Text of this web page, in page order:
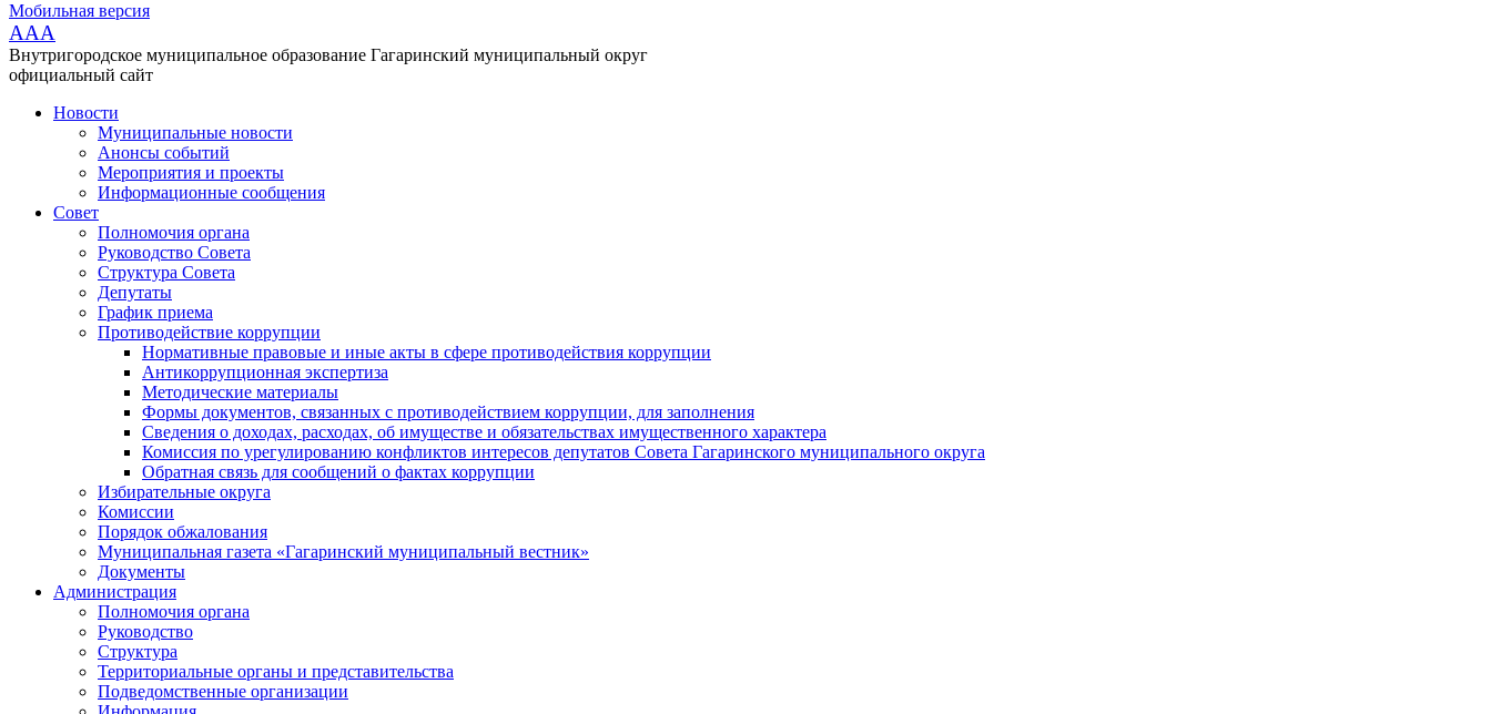
Мобильная версия
AAA
Внутригородское муниципальное образование Гагаринский муниципальный округ
официальный сайт
Новости
Муниципальные новости
Анонсы событий
Мероприятия и проекты
Информационные сообщения
Совет
Полномочия органа
Руководство Совета
Структура Совета
Депутаты
График приема
Противодействие коррупции
Нормативные правовые и иные акты в сфере противодействия коррупции
Антикоррупционная экспертиза
Методические материалы
Формы документов, связанных с противодействием коррупции, для заполнения
Сведения о доходах, расходах, об имуществе и обязательствах имущественного характера
Комиссия по урегулированию конфликтов интересов депутатов Совета Гагаринского муниципального округа
Обратная связь для сообщений о фактах коррупции
Избирательные округа
Комиссии
Порядок обжалования
Муниципальная газета «Гагаринский муниципальный вестник»
Документы
Администрация
Полномочия органа
Руководство
Структура
Территориальные органы и представительства
Подведомственные организации